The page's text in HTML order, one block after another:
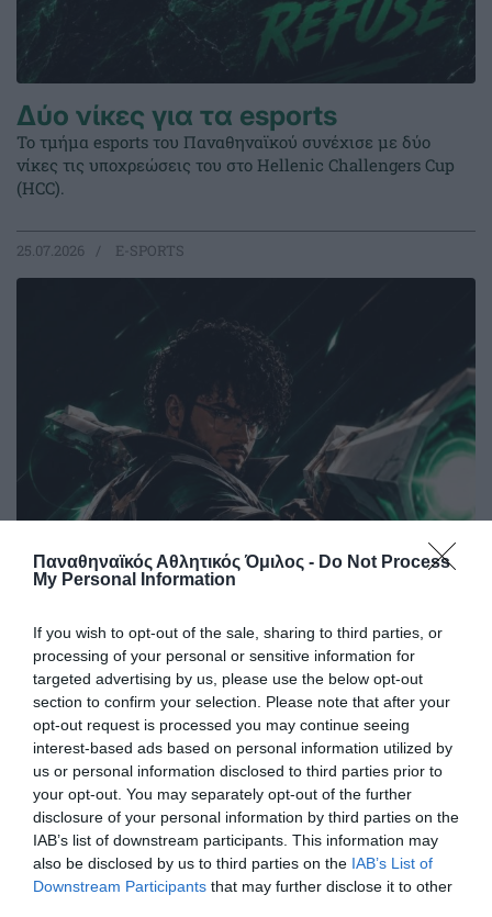
Παναθηναϊκός Αθλητικός Όμιλος - Do Not Process
My Personal Information
If you wish to opt-out of the sale, sharing to third parties, or
processing of your personal or sensitive information for
targeted advertising by us, please use the below opt-out
section to confirm your selection. Please note that after your
opt-out request is processed you may continue seeing
interest-based ads based on personal information utilized by
us or personal information disclosed to third parties prior to
your opt-out. You may separately opt-out of the further
disclosure of your personal information by third parties on the
IAB’s list of downstream participants. This information may
also be disclosed by us to third parties on the IAB’s List of
Downstream Participants that may further disclose it to other
Δύο νίκες για τα esports
Το τμήμα esports του Παναθηναϊκού συνέχισε με δύο
νίκες τις υποχρεώσεις του στο Hellenic Challengers Cup
(HCC).
25.07.2026 E-SPORTS
Συνεχίζουν χωρίς ήττα τα esports
στο πλαίσιο του Hellenic Challengers Cup (HCC).
24.07.2026 E-SPORTS